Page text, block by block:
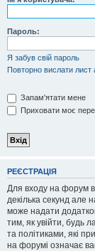
Пароль:
Я забув свій пароль
Повторно вислати лист
Запам'ятати мене
Приховати моє
РЕЄСТРАЦІЯ
Для входу на форум
декілька секунд але
може надати
тим, як увійти, будь
та політиками, які
на форумі означає